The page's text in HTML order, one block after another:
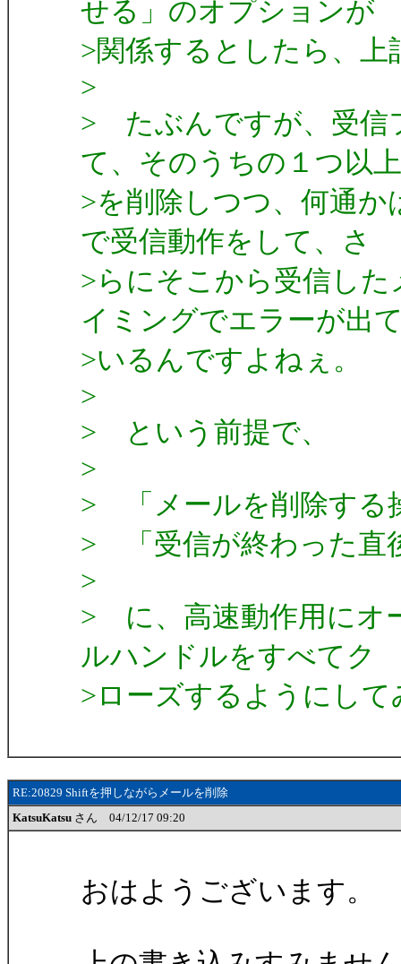
せる」のオプションが
>関係するとしたら、
>
> たぶんですが、受信
て、そのうちの１つ以上
>を削除しつつ、何通
で受信動作をして、さ
>らにそこから受信し
イミングでエラーが出
>いるんですよねぇ。
>
> という前提で、
>
> 「メールを削除する
> 「受信が終わった直
>
> に、高速動作用にオ
ルハンドルをすべてク
>ローズするようにして
RE:20829 Shiftを押しながらメールを削除
KatsuKatsu さん 04/12/17 09:20
おはようございます。